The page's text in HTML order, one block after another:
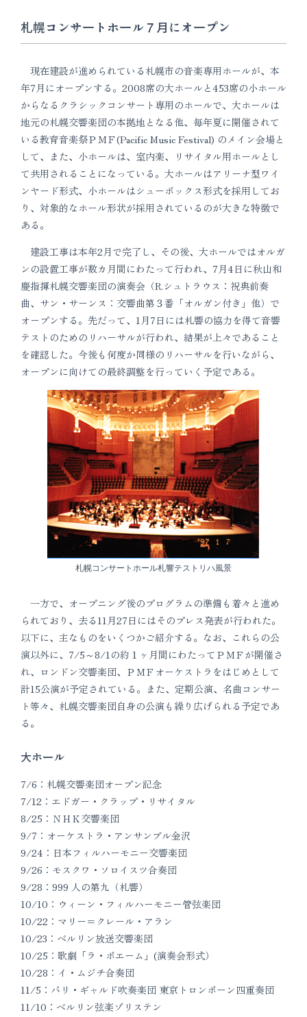
札幌コンサートホール７月にオープン
現在建設が進められている札幌市の音楽専用ホールが、本
年7月にオープンする。2008席の大ホールと453席の小ホール
からなるクラシックコンサート専用のホールで、大ホールは
地元の札幌交響楽団の本拠地となる他、毎年夏に開催されて
いる教育音楽祭ＰＭＦ(Pacific Music Festival) のメイン会場と
して、また、小ホールは、室内楽、リサイタル用ホールとし
て共用されることになっている。大ホールはアリーナ型ワイ
ンヤード形式、小ホールはシューボックス形式を採用してお
り、対象的なホール形状が採用されているのが大きな特徴で
ある。
建設工事は本年2月で完了し、その後、大ホールではオルガ
ンの設置工事が数カ月間にわたって行われ、7月4日に秋山和
慶指揮札幌交響楽団の演奏会（R.シュトラウス：祝典前奏
曲、サン・サーンス：交響曲第３番「オルガン付き」他）で
オープンする。先だって、1月7日には札響の協力を得て音響
テストのためのリハーサルが行われ、結果が上々であること
を確認した。今後も何度か同様のリハーサルを行いながら、
オープンに向けての最終調整を行っていく予定である。
札幌コンサートホール札響テストリハ風景
一方で、オープニング後のプログラムの準備も着々と進め
られており、去る11月27日にはそのプレス発表が行われた。
以下に、主なものをいくつかご紹介する。なお、これらの公
演以外に、7/5～8/1の約１ヶ月間にわたってＰＭＦが開催さ
れ、ロンドン交響楽団、ＰＭＦオーケストラをはじめとして
計15公演が予定されている。また、定期公演、名曲コンサー
ト等々、札幌交響楽団自身の公演も繰り広げられる予定であ
る。
大ホール
7/6：札幌交響楽団オープン記念
7/12：エドガー・クラップ・リサイタル
8/25：ＮＨＫ交響楽団
9/7：オーケストラ・アンサンブル金沢
9/24：日本フィルハーモニー交響楽団
9/26：モスクワ・ソロイスツ合奏団
9/28：999 人の第九（札響）
10/10：ウィーン・フィルハーモニー管弦楽団
10/22：マリー＝クレール・アラン
10/23：ベルリン放送交響楽団
10/25：歌劇「ラ・ボエーム」(演奏会形式）
10/28：イ・ムジチ合奏団
11/5：パリ・ギャルド吹奏楽団 東京トロンボーン四重奏団
11/10：ベルリン弦楽ゾリステン